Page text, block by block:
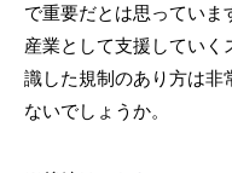
で重要だとは思っていま
産業として支援してい
識した規制のあり方は非
ないでしょうか。